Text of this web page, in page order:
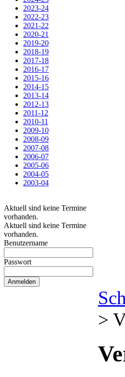
2023-24
2022-23
2021-22
2020-21
2019-20
2018-19
2017-18
2016-17
2015-16
2014-15
2013-14
2012-13
2011-12
2010-11
2009-10
2008-09
2007-08
2006-07
2005-06
2004-05
2003-04
Aktuell sind keine Termine
vorhanden.
Aktuell sind keine Termine
vorhanden.
Benutzername
Passwort
>